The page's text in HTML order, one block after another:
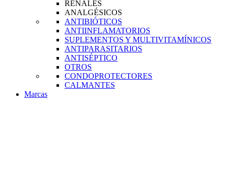
RENALES
ANALGÉSICOS
ANTIBIÓTICOS
ANTIINFLAMATORIOS
SUPLEMENTOS Y MULTIVITAMÍNICOS
ANTIPARASITARIOS
ANTISÉPTICO
OTROS
CONDOPROTECTORES
CALMANTES
Marcas